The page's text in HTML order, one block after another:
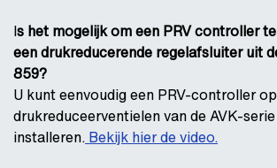
Is het mogelijk om een PRV controller
een drukreducerende regelafsluiter uit
859?
U kunt eenvoudig een PRV-controller
drukreduceerventielen van de AVK-
installeren. Bekijk hier de video.